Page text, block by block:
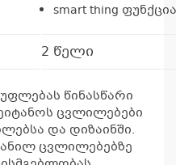
smart thing ფუნქცია
2 წელი
წინასწარი
ცვლილებები
და დიზაინში.
ცვლილებებზე